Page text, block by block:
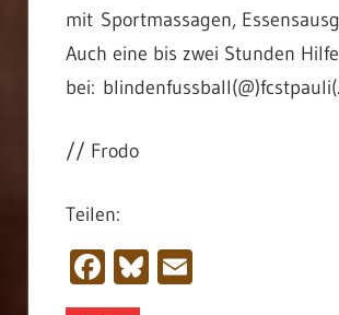
mit Sportmassagen,
Auch eine bis zwei Stunden
bei:
// Frodo
Teilen:
Facebook
Bluesky
Email